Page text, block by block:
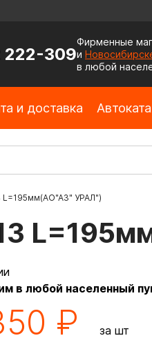
222-309
Фирменные
и
в любой
и доставка
УРАЛ")
в любой населенный
₽ за шт